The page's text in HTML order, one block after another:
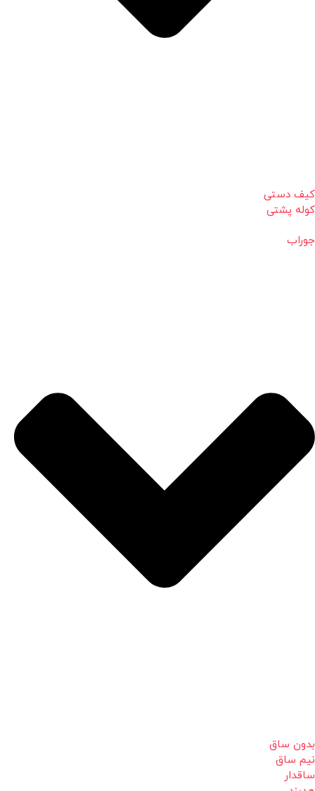
کیف دستی
کوله پشتی
جوراب
بدون ساق
نیم ساق
ساقدار